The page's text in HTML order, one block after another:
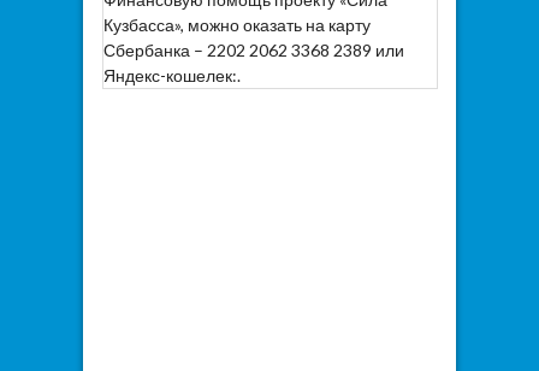
Кузбасса», можно оказать на карту
Сбербанка – 2202 2062 3368 2389 или
Яндекс-кошелек:.